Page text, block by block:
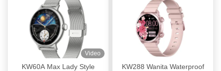
Video
KW60A Max Lady Style
KW288 Wanita Waterproof